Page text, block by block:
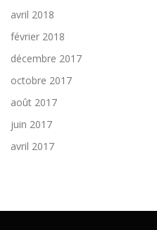
avril 2018
février 2018
décembre 2017
octobre 2017
août 2017
juin 2017
avril 2017